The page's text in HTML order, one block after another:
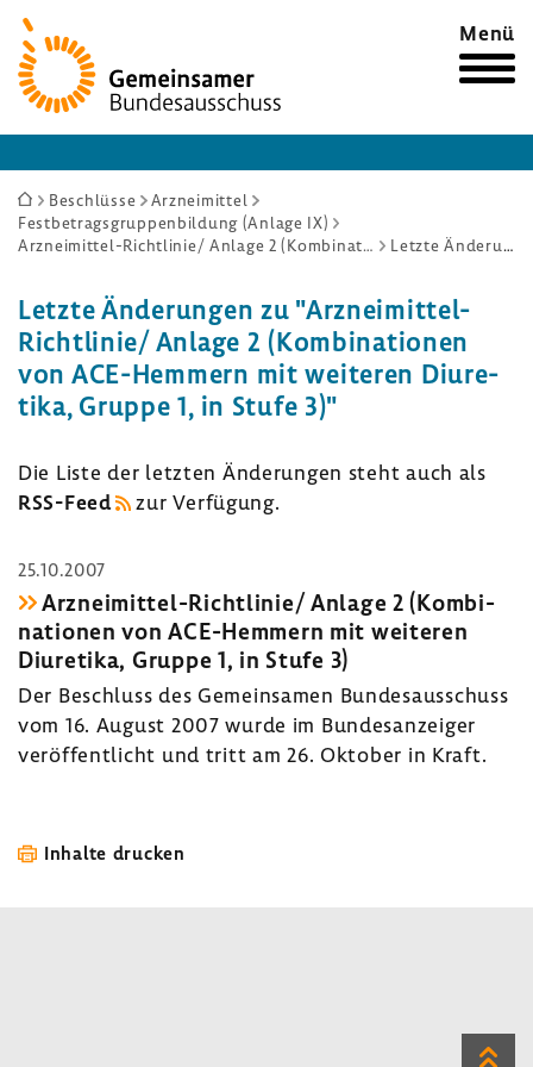
Zur
Startseite
Menü
Sie
sind
Beschlüsse
Arzneimittel
Festbetragsgruppenbildung (Anlage IX)
Arzneimittel-Richtlinie/ Anlage 2 (Kombinationen von ACE-Hemmern mit weiteren Diuretika, Gruppe 1, in Stufe 3)
Letzte Änderungen
Letzte Ände­rungen zu "Arzneimittel-​
Richtlinie/ Anlage 2 (Kombi­na­tionen
von ACE-​Hemmern mit weiteren Diure­
tika, Gruppe 1, in Stufe 3)"
Die Liste der letzten Ände­rungen steht auch als
RSS-​Feed
zur Verfü­gung.
25.10.2007
Arzneimittel-​Richtlinie/ Anlage 2 (Kombi­
na­tionen von ACE-​Hemmern mit weiteren
Diure­tika, Gruppe 1, in Stufe 3)
Der Beschluss des Gemein­samen Bundes­aus­schuss
vom 16. August 2007 wurde im Bundes­an­zeiger
veröf­fent­licht und tritt am 26. Oktober in Kraft.
Inhalte drucken
Zum